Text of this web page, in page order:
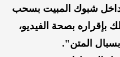
رقم "١٦٧٢" داخل شبوك المبيت بسحب
بإقراره بصحة الفيديو،
المتن".